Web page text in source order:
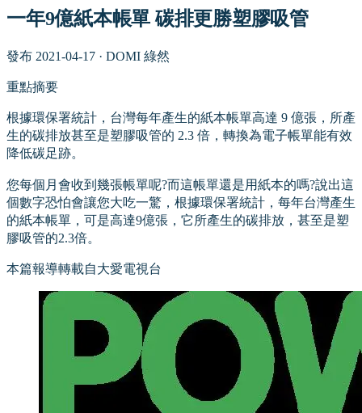
一年9億紙本帳單 碳排更勝塑膠吸管
發布 2021-04-17 · DOMI 綠然
重點摘要
根據環保署統計，台灣每年產生的紙本帳單高達 9 億張，所產
生的碳排放甚至是塑膠吸管的 2.3 倍，轉換為電子帳單能有效
降低碳足跡。
您每個月會收到幾張帳單呢?而這帳單還是用紙本的嗎?說出這
個數字恐怕會讓您大吃一驚，根據環保署統計，每年台灣產生
的紙本帳單，可是高達9億張，它所產生的碳排放，甚至是塑
膠吸管的2.3倍。
本篇報導轉載自大愛電視台